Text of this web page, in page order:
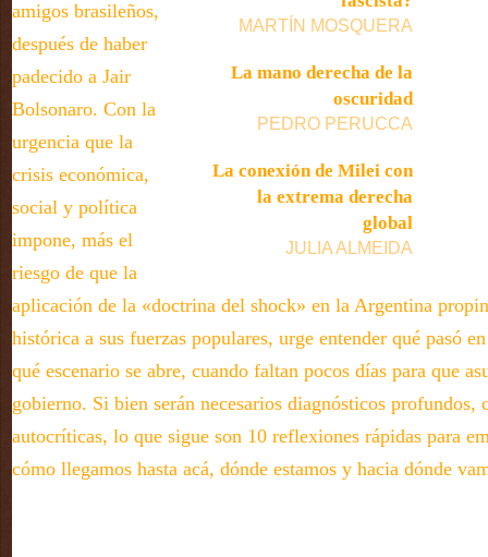
MARTÍN MOSQUERA
La mano derecha de la
oscuridad
PEDRO PERUCCA
La conexión de Milei con
la extrema derecha
global
JULIA ALMEIDA
amigos brasileños,
después de haber
padecido a Jair
Bolsonaro. Con la
urgencia que la
crisis económica,
social y política
impone, más el
riesgo de que la
aplicación de la «doctrina del shock» en la Argentina
histórica a sus fuerzas populares, urge entender qué pasó
qué escenario se abre, cuando faltan pocos días para que
gobierno. Si bien serán necesarios diagnósticos profundos,
autocríticas, lo que sigue son 10 reflexiones rápidas para
cómo llegamos hasta acá, dónde estamos y hacia dónde